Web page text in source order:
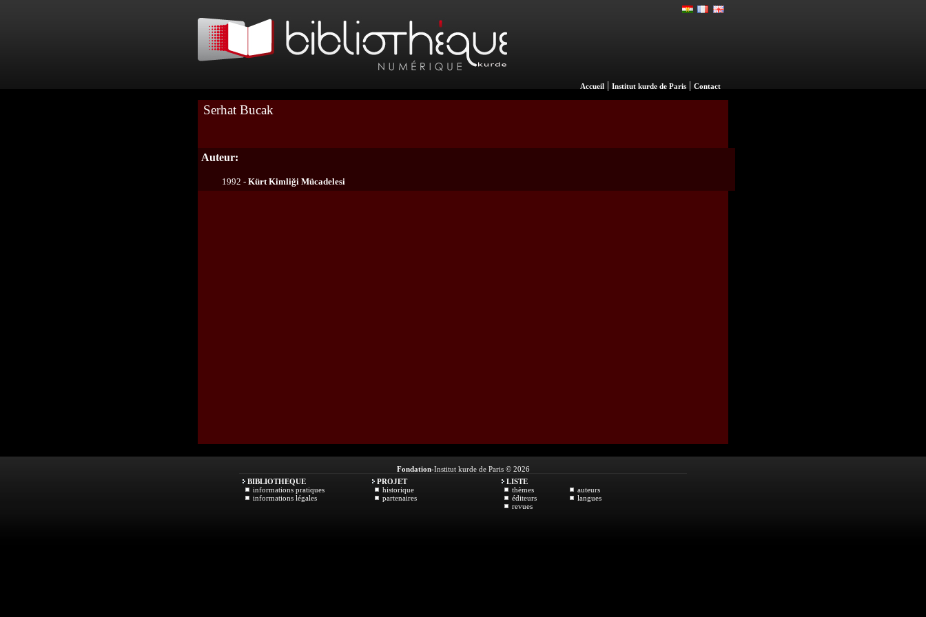
Accueil | Institut kurde de Paris | Contact
Serhat Bucak
Auteur:
1992 - Kürt Kimliği Mücadelesi
Fondation-Institut kurde de Paris © 2026
BIBLIOTHEQUE
informations pratiques
informations légales
PROJET
historique
partenaires
LISTE
thèmes
auteurs
éditeurs
langues
revues